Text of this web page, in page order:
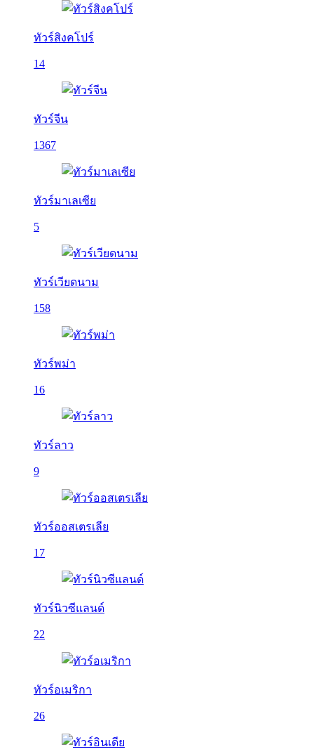
ทัวร์สิงคโปร์
14
ทัวร์จีน
1367
ทัวร์มาเลเซีย
5
ทัวร์เวียดนาม
158
ทัวร์พม่า
16
ทัวร์ลาว
9
ทัวร์ออสเตรเลีย
17
ทัวร์นิวซีแลนด์
22
ทัวร์อเมริกา
26